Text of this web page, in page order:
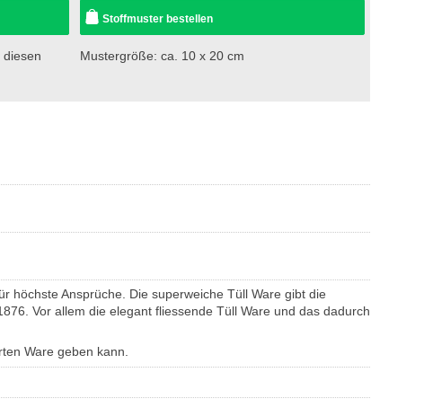
diesen
Stoffmuster bestellen
Mustergröße: ca. 10 x 20 cm
höchste Ansprüche. Die superweiche Tüll Ware gibt die
Vor allem die elegant fliessende Tüll Ware und das dadurch
Ware geben kann.